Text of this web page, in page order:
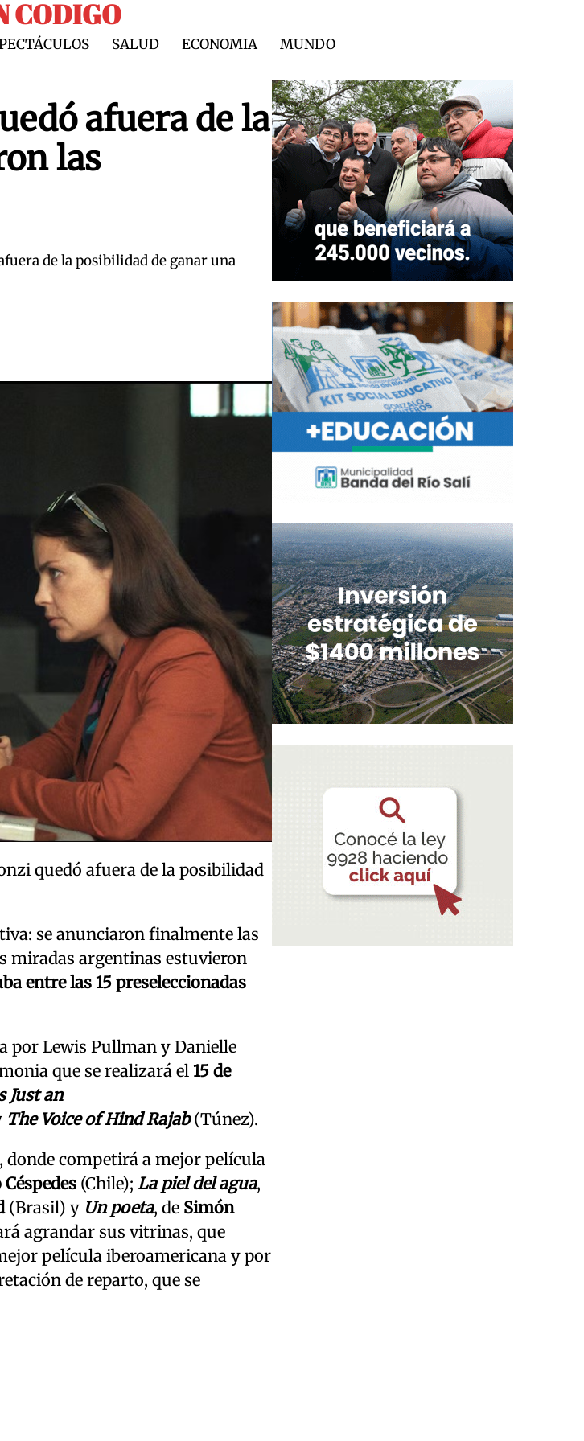
CODIGO
SALUD ECONOMIA MUNDO
afuera de la
las
de la posibilidad de ganar una
quedó afuera de la posibilidad
se anunciaron finalmente las
miradas argentinas estuvieron
entre las 15 preseleccionadas
por Lewis Pullman y Danielle
que se realizará el 15 de
Just an
The Voice of Hind Rajab(Túnez).
, donde competirá a mejor película
(Chile); La piel del agua,
(Brasil) y Un poeta, de Simón
agrandar sus vitrinas, que
película iberoamericana y por
de reparto, que se